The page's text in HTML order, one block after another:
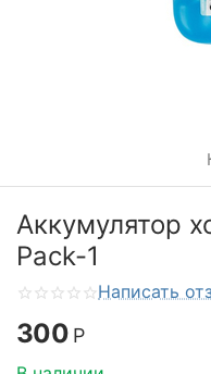
Аккумулятор
Pack-1
Написать
300 Р